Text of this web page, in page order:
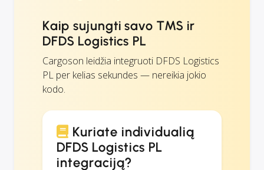
Kaip sujungti savo TMS ir
DFDS Logistics PL
Cargoson leidžia integruoti DFDS Logistics
PL per kelias sekundes — nereikia jokio
kodo.
Kuriate individualią
DFDS Logistics PL
integraciją?